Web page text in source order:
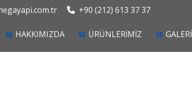
+90 (212) 613 37 37
HAKKIMIZDA ÜRÜNLERİMİZ GALERİ